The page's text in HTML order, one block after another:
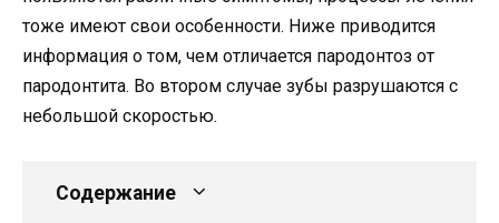
тоже имеют свои особенности. Ниже приводится
информация о том, чем отличается пародонтоз от
пародонтита. Во втором случае зубы разрушаются с
небольшой скоростью.
Содержание